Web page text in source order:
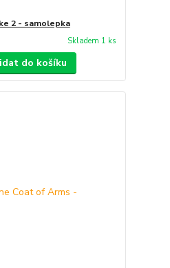
2 - samolepka
Skladem 1 ks
do košíku